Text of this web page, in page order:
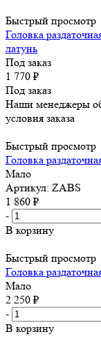
Быстрый просмотр
Головка
латунь
Под заказ
1 770 ₽
Под заказ
Наши менеджеры
условия заказа
Быстрый просмотр
Головка
Мало
Артикул: ZABS
1 860 ₽
-
В корзину
Быстрый просмотр
Головка
Мало
2 250 ₽
-
В корзину